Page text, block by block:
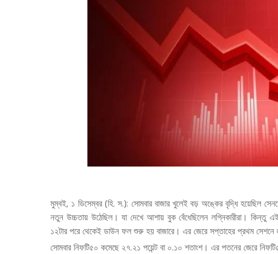
মুম্বই, ১ ডিসেম্বর (হি. স.): সোমবার বাজার খুলেই বড় অঙ্কের বৃদ্ধি হয়েছিল
নতুন উচ্চতায় উঠেছিল। যা দেখে আশায় বুক বেঁধেছিলেন লগ্নিকারীরা। কিন্তু
১২টার পরে থেকেই ডাউন ফল শুরু হয় বাজারে। এর জেরে সপ্তাহের প্রথম সেশনে
সোমবার নিফটি৫০ কমেছে ২৭.২১ পয়েন্ট বা ০.১০ শতাংশ। এর পতনের জেরে